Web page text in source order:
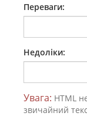
Переваги:
Недоліки:
Увага: HTML
звичайний